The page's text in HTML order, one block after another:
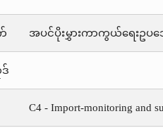
အပင်ပိုးမွှားကာကွယ်ရေးဥပဒ
C4 - Import-monitoring and